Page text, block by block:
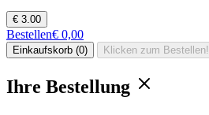
€ 3.00
Bestellen€ 0,00
Einkaufskorb (0) Klicken zum Bestellen!
Ihre Bestellung